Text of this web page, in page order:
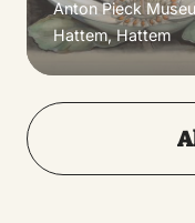
Anton Pieck
Hattem, Hattem